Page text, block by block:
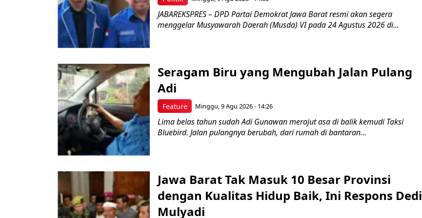
JABAREKSPRES – DPD Partai Demokrat Jawa Barat resmi akan segera
menggelar Musyawarah Daerah (Musda) VI pada 24 Agustus 2026 di...
Feature
Seragam Biru yang Mengubah Jalan Pulang
Adi
Minggu, 9 Agu 2026 - 14:26
Lima belas tahun sudah Adi Gunawan merajut asa di balik kemudi Taksi
Bluebird. Jalan pulangnya berubah, dari rumah di bantaran...
Jawa Barat Tak Masuk 10 Besar Provinsi
dengan Kualitas Hidup Baik, Ini Respons Dedi
Mulyadi